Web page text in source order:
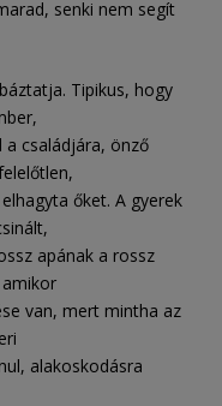
senki nem segít
Tipikus, hogy
családjára, önző
őket. A gyerek
apának a rossz
amikor
van, mert mintha az
alakoskodásra